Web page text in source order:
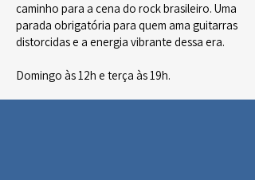
caminho para a cena do rock brasileiro. Uma
parada obrigatória para quem ama guitarras
distorcidas e a energia vibrante dessa era.
Domingo às 12h e terça às 19h.​​